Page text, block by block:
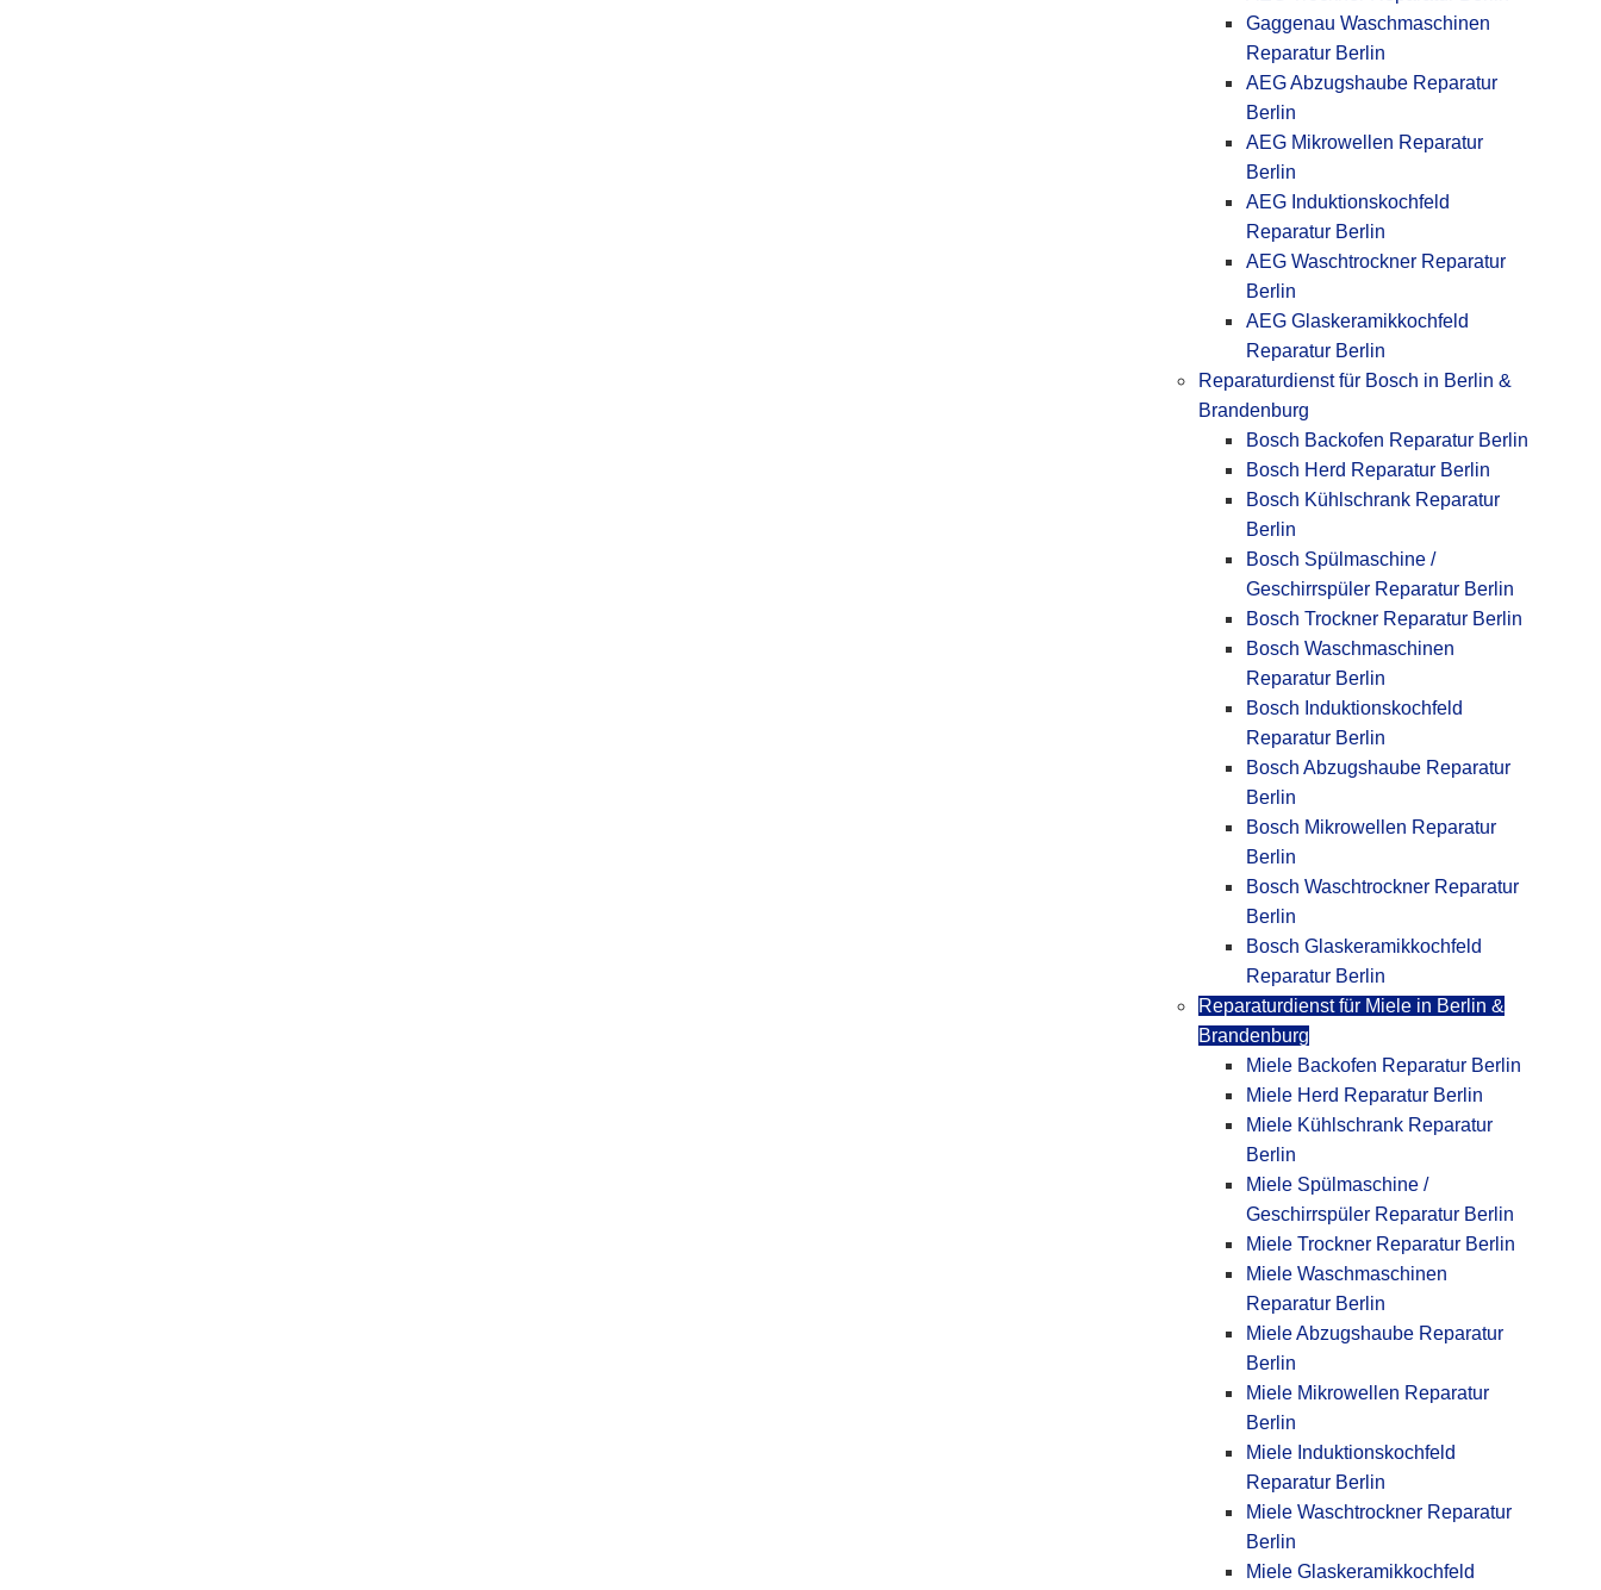
Gaggenau Waschmaschinen
Reparatur Berlin
AEG Abzugshaube Reparatur
Berlin
AEG Mikrowellen Reparatur
Berlin
AEG Induktionskochfeld
Reparatur Berlin
AEG Waschtrockner Reparatur
Berlin
AEG Glaskeramikkochfeld
Reparatur Berlin
Reparaturdienst für Bosch in Berlin &
Brandenburg
Bosch Backofen Reparatur Berlin
Bosch Herd Reparatur Berlin
Bosch Kühlschrank Reparatur
Berlin
Bosch Spülmaschine /
Geschirrspüler Reparatur Berlin
Bosch Trockner Reparatur Berlin
Bosch Waschmaschinen
Reparatur Berlin
Bosch Induktionskochfeld
Reparatur Berlin
Bosch Abzugshaube Reparatur
Berlin
Bosch Mikrowellen Reparatur
Berlin
Bosch Waschtrockner Reparatur
Berlin
Bosch Glaskeramikkochfeld
Reparatur Berlin
Reparaturdienst für Miele in Berlin &
Brandenburg
Miele Backofen Reparatur Berlin
Miele Herd Reparatur Berlin
Miele Kühlschrank Reparatur
Berlin
Miele Spülmaschine /
Geschirrspüler Reparatur Berlin
Miele Trockner Reparatur Berlin
Miele Waschmaschinen
Reparatur Berlin
Miele Abzugshaube Reparatur
Berlin
Miele Mikrowellen Reparatur
Berlin
Miele Induktionskochfeld
Reparatur Berlin
Miele Waschtrockner Reparatur
Berlin
Miele Glaskeramikkochfeld